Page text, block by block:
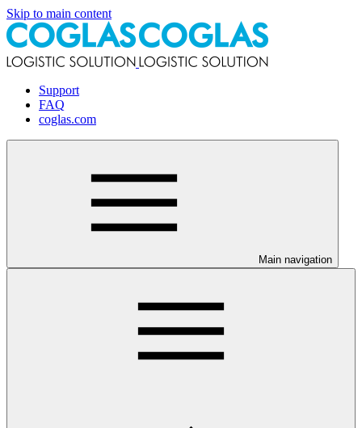
Skip to main content
Support
FAQ
coglas.com
Main navigation